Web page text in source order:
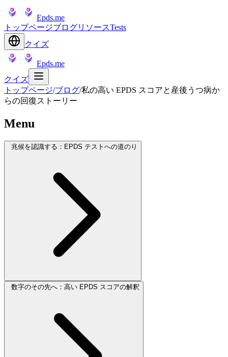
Epds.me
トップページブログリソースTests
クイズ
Epds.me
クイズ
トップページ/ブログ/私の高い EPDS スコアと産後うつ病か
らの回復ストーリー
Menu
兆候を認識する：EPDS テストへの道のり
数字のその先へ：高い EPDS スコアの解釈